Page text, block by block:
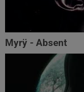
Myrÿ - Absent